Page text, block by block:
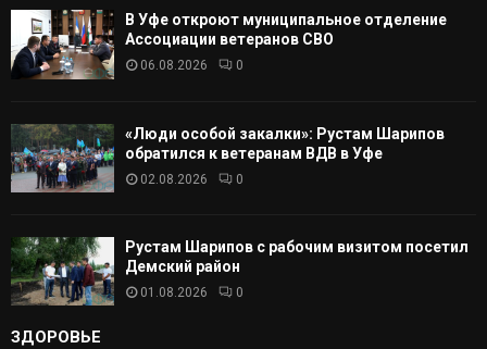
В Уфе откроют муниципальное отделение
Ассоциации ветеранов СВО
06.08.2026 0
«Люди особой закалки»: Рустам Шарипов
обратился к ветеранам ВДВ в Уфе
02.08.2026 0
Рустам Шарипов с рабочим визитом посетил
Демский район
01.08.2026 0
ЗДОРОВЬЕ